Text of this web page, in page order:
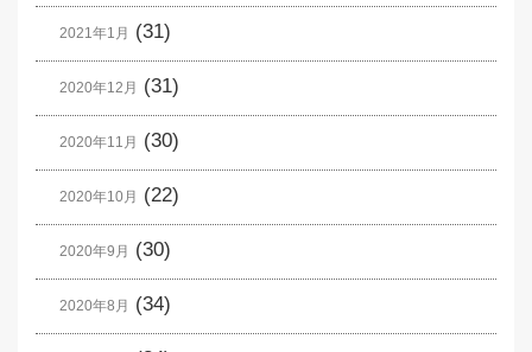
2021年1月 (31)
2020年12月 (31)
2020年11月 (30)
2020年10月 (22)
2020年9月 (30)
2020年8月 (34)